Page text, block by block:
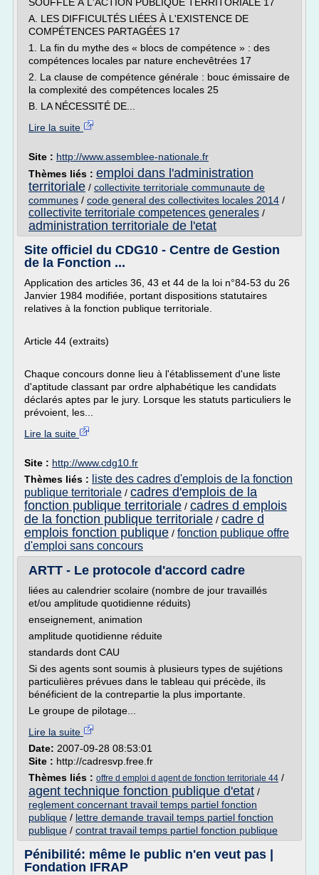
A. LES DIFFICULTÉS LIÉES À L'EXISTENCE DE
COMPÉTENCES PARTAGÉES 17
1. La fin du mythe des « blocs de compétence » : des
compétences locales par nature enchevêtrées 17
2. La clause de compétence générale : bouc émissaire de
la complexité des compétences locales 25
B. LA NÉCESSITÉ DE...
Lire la suite
Site : http://www.assemblee-nationale.fr
Thèmes liés : emploi dans l'administration
territoriale / collectivite territoriale communaute de
communes / code general des collectivites locales 2014 /
collectivite territoriale competences generales /
administration territoriale de l'etat
Site officiel du CDG10 - Centre de Gestion
de la Fonction ...
Application des articles 36, 43 et 44 de la loi n°84-53 du 26
Janvier 1984 modifiée, portant dispositions statutaires
relatives à la fonction publique territoriale.
Article 44 (extraits)
Chaque concours donne lieu à l'établissement d'une liste
d'aptitude classant par ordre alphabétique les candidats
déclarés aptes par le jury. Lorsque les statuts particuliers le
prévoient, les...
Lire la suite
Site : http://www.cdg10.fr
Thèmes liés :
liste des cadres d'emplois de la fonction
publique territoriale / cadres d'emplois de la
fonction publique territoriale / cadres d emplois
de la fonction publique territoriale / cadre d
emplois fonction publique / fonction publique offre
d'emploi sans concours
ARTT - Le protocole d'accord cadre
liées au calendrier scolaire (nombre de jour travaillés
et/ou amplitude quotidienne réduits)
enseignement, animation
amplitude quotidienne réduite
standards dont CAU
Si des agents sont soumis à plusieurs types de sujétions
particulières prévues dans le tableau qui précède, ils
bénéficient de la contrepartie la plus importante.
Le groupe de pilotage...
Lire la suite
Date: 2007-09-28 08:53:01
Site : http://cadresvp.free.fr
Thèmes liés : offre d emploi d agent de fonction territoriale 44 /
agent technique fonction publique d'etat /
reglement concernant travail temps partiel fonction
publique / lettre demande travail temps partiel fonction
publique / contrat travail temps partiel fonction publique
Pénibilité: même le public n'en veut pas |
Fondation IFRAP